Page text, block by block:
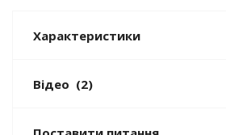
Характеристики
Відео (2)